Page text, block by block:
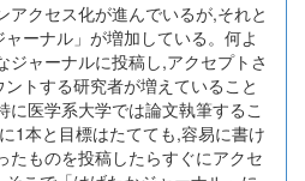
アクセス化が進んでいるが,それと
ーナル」が増加している。何よ
ジャーナルに投稿し,アクセプトさ
トする研究者が増えていること
に医学系大学では論文執筆するこ
1本と目標はたてても,容易に書け
たものを投稿したらすぐにアクセ